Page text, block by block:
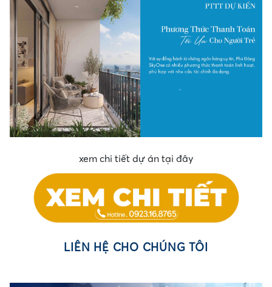
xem chi tiết dự án tại đây
LIÊN HỆ CHO CHÚNG TÔI